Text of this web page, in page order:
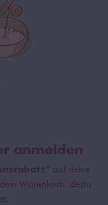
anmelden
auf deine
Warenkorb, desto